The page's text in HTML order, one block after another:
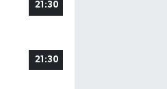
21:30
21:30